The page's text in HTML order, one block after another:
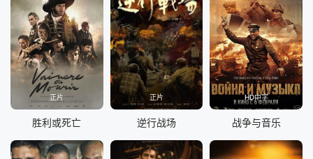
正片
胜利或死亡
正片
逆行战场
HD中字
战争与音乐